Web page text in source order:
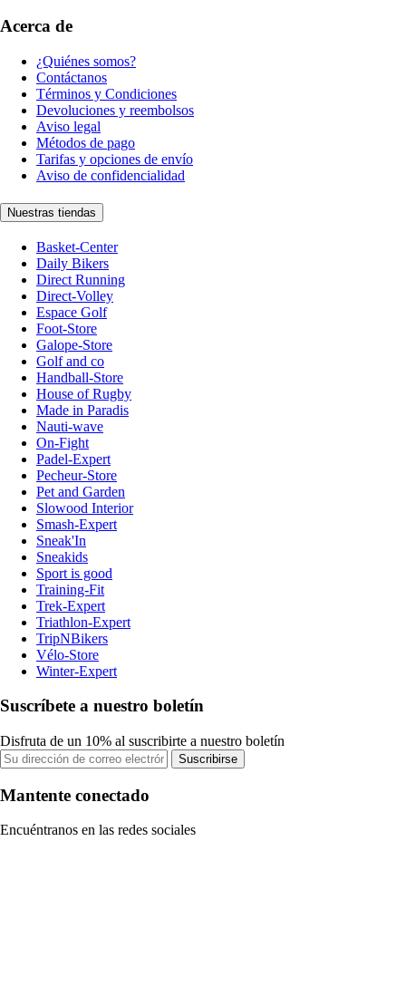
Acerca de
¿Quiénes somos?
Contáctanos
Términos y Condiciones
Devoluciones y reembolsos
Aviso legal
Métodos de pago
Tarifas y opciones de envío
Aviso de confidencialidad
Nuestras tiendas
Basket-Center
Daily Bikers
Direct Running
Direct-Volley
Espace Golf
Foot-Store
Galope-Store
Golf and co
Handball-Store
House of Rugby
Made in Paradis
Nauti-wave
On-Fight
Padel-Expert
Pecheur-Store
Pet and Garden
Slowood Interior
Smash-Expert
Sneak'In
Sneakids
Sport is good
Training-Fit
Trek-Expert
Triathlon-Expert
TripNBikers
Vélo-Store
Winter-Expert
Suscríbete a nuestro boletín
Disfruta de un 10% al suscribirte a nuestro boletín
Suscribirse
Mantente conectado
Encuéntranos en las redes sociales